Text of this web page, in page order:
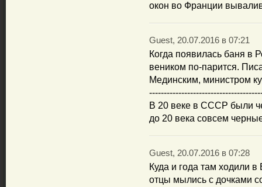
окон во Франции
Guest, 20.07.2016 в 07:21
Когда появилась баня в
веником по-парится.
Мединским, министром
В 20 веке в СССР были
до 20 века совсем
Guest, 20.07.2016 в 07:28
Куда и года там ходили
отцы мылись с дочками